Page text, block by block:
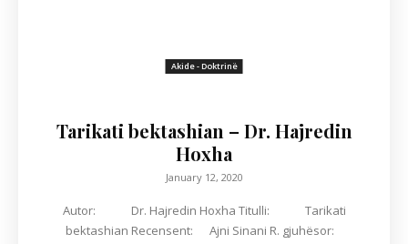
Akide - Doktrinë
Tarikati bektashian – Dr. Hajredin
Hoxha
January 12, 2020
Autor: Dr. Hajredin Hoxha Titulli: Tarikati
bektashian Recensent: Ajni Sinani R. gjuhësor: